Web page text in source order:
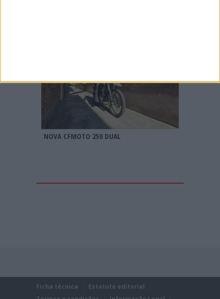
NOVA CFMOTO 250 DUAL
Ficha técnica
Estatuto editorial